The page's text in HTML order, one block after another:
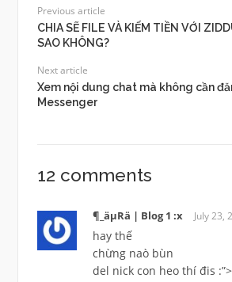
Previous article
CHIA SẼ FILE VÀ KIẾM TIỀN VỚI
SAO KHÔNG?
Next article
Xem nội dung chat mà không cần
Messenger
12 comments
¶_äµRä | Blog 1 :x July 23,
hay thế
chừng naò bùn
del nick con heo thí đis :”>